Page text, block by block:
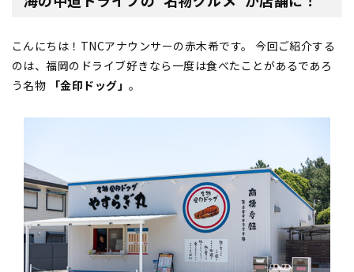
こんにちは！TNCアナウンサーの赤木希です。 今回ご紹介する
のは、福岡のドライブ好きなら一度は食べたことがあるであろ
う名物
「金印ドッグ」。